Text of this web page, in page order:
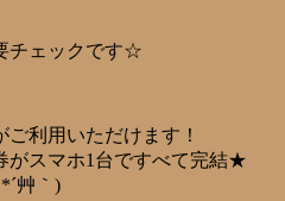
チェックです☆
利用いただけます！
がスマホ1台ですべて完結★
艸｀)